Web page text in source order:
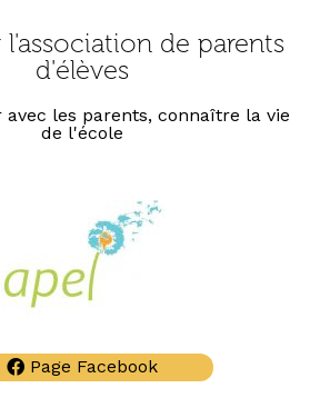
de parents
d'élèves
avec les parents, connaître la vie
de l'école
Page Facebook